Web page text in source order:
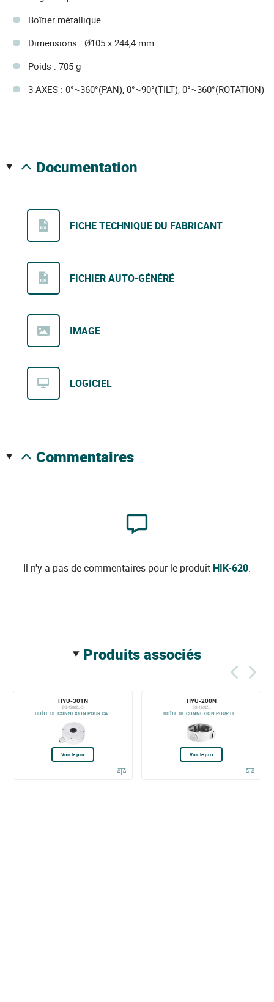
Boîtier métallique
Dimensions : Ø105 x 244,4 mm
Poids : 705 g
3 AXES : 0°~360°(PAN), 0°~90°(TILT), 0°~360°(ROTATION)
documentation
FICHE TECHNIQUE DU FABRICANT
FICHIER AUTO-GÉNÉRÉ
IMAGE
LOGICIEL
commentaires
Il n'y a pas de commentaires pour le produit HIK-620.
produits associés
HYU-301N
DS-1280ZJ-S
BOÎTE DE CONNEXION POUR CA...
Voir le prix
HYU-200N
DS-1260ZJ
BOÎTE DE CONNEXION POUR LE...
Voir le prix